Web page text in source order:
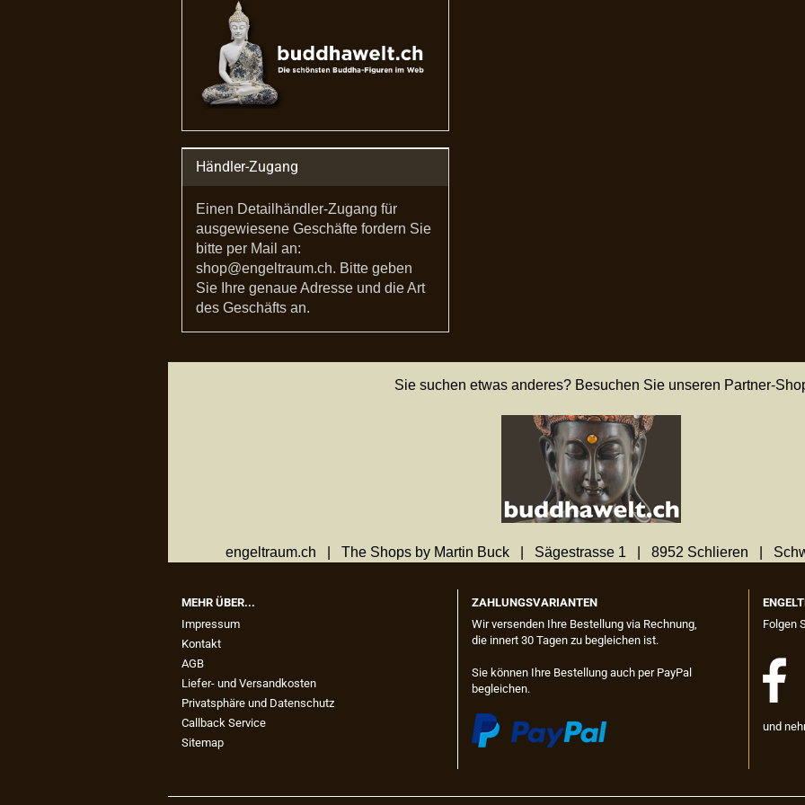
Händler-Zugang
Einen Detailhändler-Zugang für
ausgewiesene Geschäfte fordern Sie
bitte per Mail an:
shop@engeltraum.ch. Bitte geben
Sie Ihre genaue Adresse und die Art
des Geschäfts an.
Sie suchen etwas anderes? Besuchen Sie unseren Partner-
engeltraum.ch | The Shops by Martin Buck | Sägestrasse 1 | 8952 Schlieren |
MEHR ÜBER...
Impressum
Kontakt
AGB
Liefer- und Versandkosten
Privatsphäre und Datenschutz
Callback Service
Sitemap
ZAHLUNGSVARIANTEN
Wir versenden Ihre Bestellung via Rechnung,
die innert 30 Tagen zu begleichen ist.
Sie können Ihre Bestellung auch per PayPal
begleichen.
Folgen
und